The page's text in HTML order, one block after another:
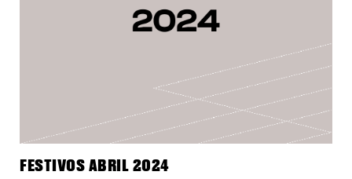
FESTIVOS ABRIL 2024